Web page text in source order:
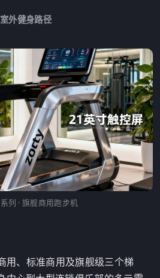
室外健身路径
列 · 旗舰商用跑步机
用、标准商用及旗舰级三个梯